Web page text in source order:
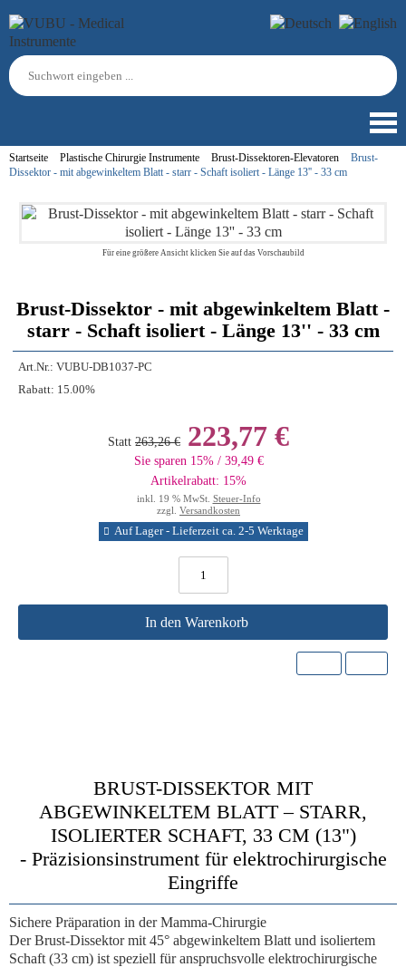
Startseite Plastische Chirurgie Instrumente Brust-Dissektoren-Elevatoren
Brust-
Dissektor - mit abgewinkeltem Blatt - starr - Schaft isoliert - Länge 13'' - 33 cm
Für eine größere Ansicht klicken Sie auf das Vorschaubild
Brust-Dissektor - mit abgewinkeltem Blatt -
starr - Schaft isoliert - Länge 13'' - 33 cm
Art.Nr.: VUBU-DB1037-PC
Rabatt: 15.00%
Statt 263,26 € 223,77 €
Sie sparen 15% / 39,49 €
Artikelrabatt: 15%
inkl. 19 % MwSt. Steuer-Info
zzgl. Versandkosten
Auf Lager - Lieferzeit ca. 2-5 Werktage
In den Warenkorb
BRUST-DISSEKTOR MIT
ABGEWINKELTEM BLATT – STARR,
ISOLIERTER SCHAFT, 33 CM (13")
- Präzisionsinstrument für elektrochirurgische
Eingriffe
Sichere Präparation in der Mamma-Chirurgie
DerBrust-Dissektor mit 45° abgewinkeltem Blatt und isoliertem
Schaft (33 cm) ist speziell für anspruchsvolle elektrochirurgische